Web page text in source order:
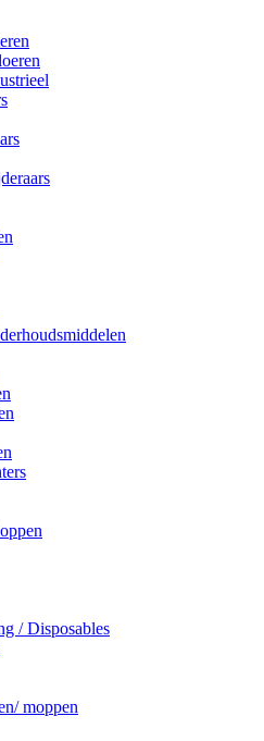
/ Disposables
moppen